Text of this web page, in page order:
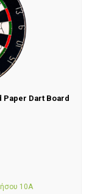
Paper Dart Board
10Α